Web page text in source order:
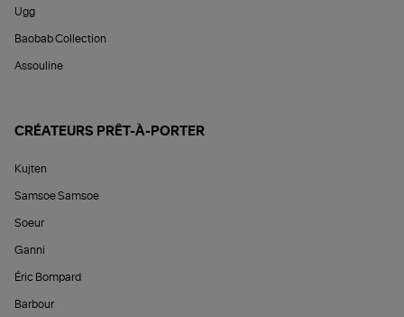
Ugg
Baobab Collection
Assouline
CRÉATEURS PRÊT-À-PORTER
Kujten
Samsoe Samsoe
Soeur
Ganni
Éric Bompard
Barbour